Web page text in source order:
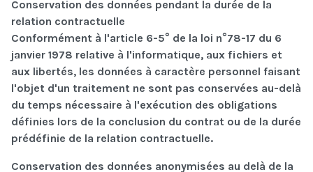
Conservation des données pendant la durée de la
relation contractuelle
Conformément à l'article 6-5° de la loi n°78-17 du 6
janvier 1978 relative à l'informatique, aux fichiers et
aux libertés, les données à caractère personnel faisant
l'objet d'un traitement ne sont pas conservées au-delà
du temps nécessaire à l'exécution des obligations
définies lors de la conclusion du contrat ou de la durée
prédéfinie de la relation contractuelle.
Conservation des données anonymisées au delà de la